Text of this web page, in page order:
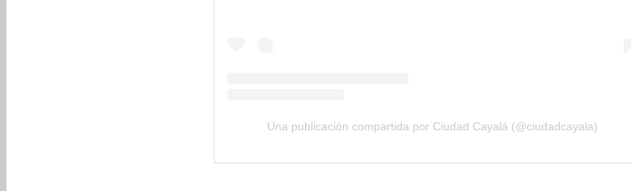
Una publicación compartida por Ciudad Cayalá (@ciudadcayala)